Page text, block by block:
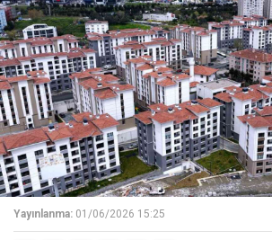
Yayınlanma: 01/06/2026 15:25